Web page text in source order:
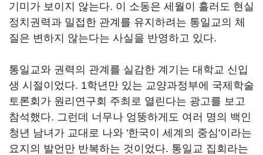
기미가 보이지 않는다. 이 소동은 세월이 흘러도 현실
정치권력과 밀접한 관계를 유지하려는 통일교의 체
질은 변하지 않는다는 사실을 반영하고 있다.
통일교와 권력의 관계를 실감한 계기는 대학교 신입
생 시절이었다. 1학년만 있는 교양과정부에 국제학술
토론회가 원리연구회 주최로 열린다는 광고를 보고
참석했다. 그런데 너무나 엉뚱하게도 여러 명의 백인
청년 남녀가 교대로 나와 '한국이 세계의 중심'이라는
요지의 발언만 반복하는 것이었다. 통일교 집회라는